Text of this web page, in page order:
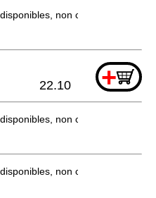
non commandable
+
22.10
non commandable
non commandable